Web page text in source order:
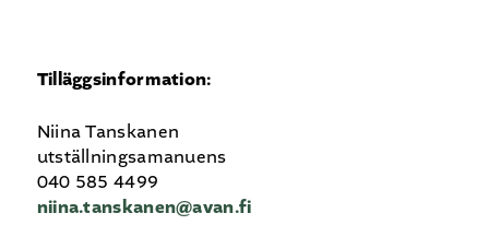
Tilläggsinformation:
Niina Tanskanen
utställningsamanuens
040 585 4499
niina.tanskanen@avan.fi